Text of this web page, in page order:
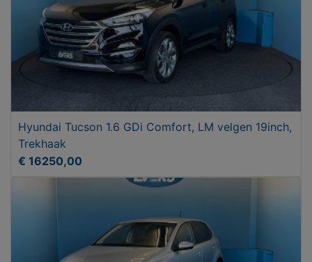
Hyundai Tucson 1.6 GDi Comfort, LM velgen 19inch,
Trekhaak
€ 16250,00